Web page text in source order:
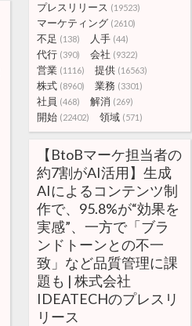
プレスリリース (19523)
マーケティング (2610)
不足 (138) 人手 (44)
代行 (390) 会社 (9322)
営業 (1116) 提供 (16563)
株式 (8960) 業務 (3301)
社員 (468) 解消 (269)
開始 (22402) 領域 (571)
【BtoBマーケ担当者の
約7割がAI活用】生成
AIによるコンテンツ制
作で、95.8%が“効果を
実感”、一方で「ブラ
ンドトーンとの不一
致」など品質管理に課
題も | 株式会社
IDEATECHのプレスリ
リース